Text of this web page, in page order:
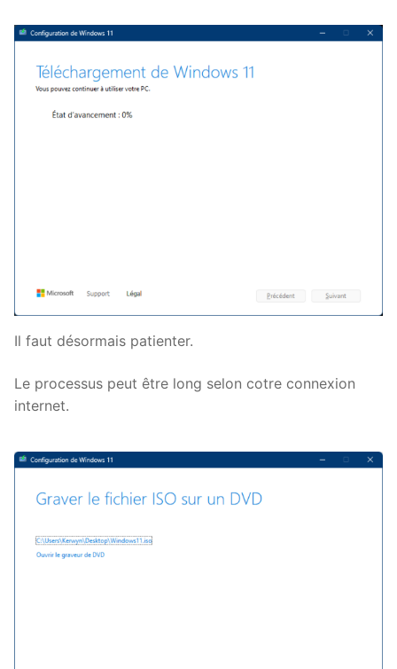
Il faut désormais patienter.
Le processus peut être long selon cotre connexion
internet.